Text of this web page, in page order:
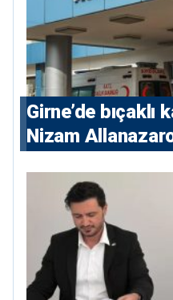
Girne’de bıçaklı
Nizam